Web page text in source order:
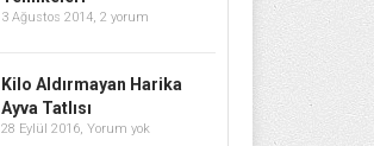
3 Ağustos 2014, 2 yorum
Kilo Aldırmayan Harika
Ayva Tatlısı
28 Eylül 2016, Yorum yok